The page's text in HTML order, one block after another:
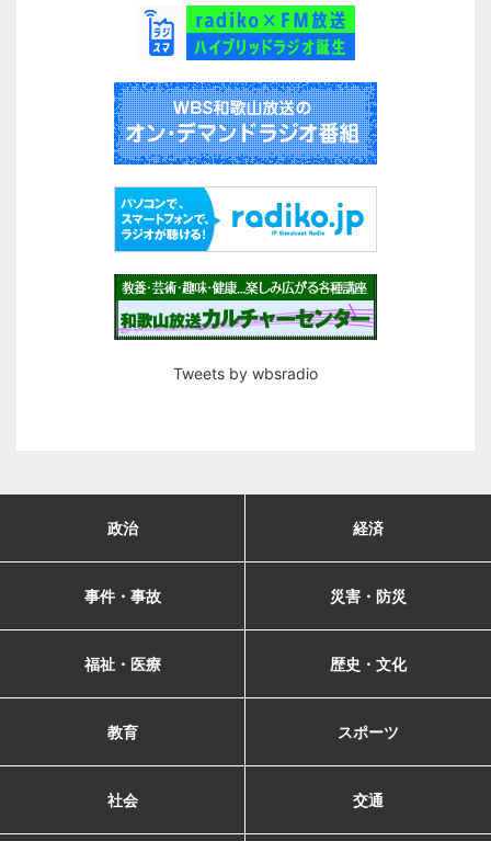
Tweets by wbsradio
政治 経済
事件・事故 災害・防災
福祉・医療 歴史・文化
教育 スポーツ
社会 交通